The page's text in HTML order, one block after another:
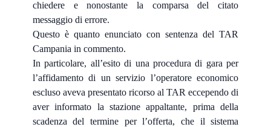
chiedere e nonostante la comparsa del citato
messaggio di errore.
Questo è quanto enunciato con sentenza del TAR
Campania in commento.
In particolare, all’esito di una procedura di gara per
l’affidamento di un servizio l’operatore economico
escluso aveva presentato ricorso al TAR eccependo di
aver informato la stazione appaltante, prima della
scadenza del termine per l’offerta, che il sistema